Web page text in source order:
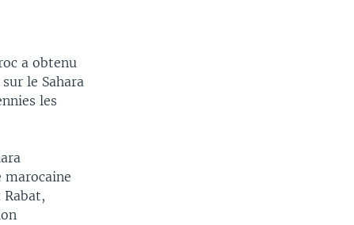
a obtenu
le Sahara
les